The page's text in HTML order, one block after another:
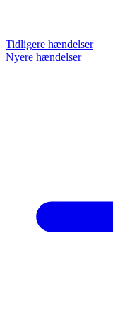
Tidligere hændelser
Nyere hændelser